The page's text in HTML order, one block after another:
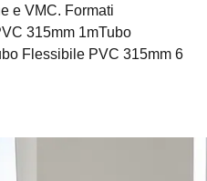
e VMC. Formati
315mm 1mTubo
Flessibile PVC 315mm 6